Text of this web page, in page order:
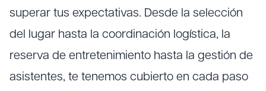
superar tus expectativas. Desde la selección
del lugar hasta la coordinación logística, la
reserva de entretenimiento hasta la gestión de
asistentes, te tenemos cubierto en cada paso